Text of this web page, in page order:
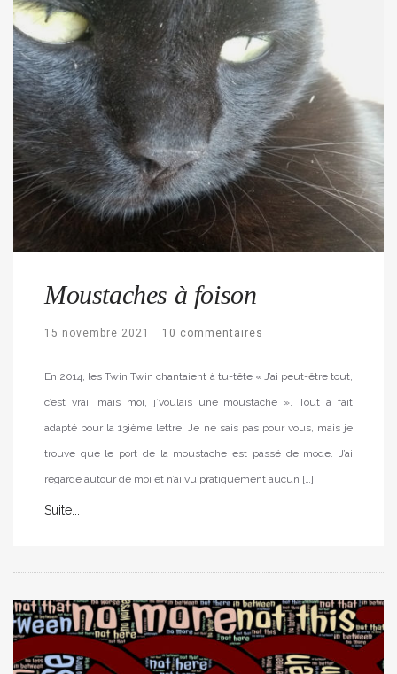
Moustaches à foison
15 novembre 2021 10 commentaires
En 2014, les Twin Twin chantaient à tu-tête « J’ai peut-être tout,
c’est vrai, mais moi, j’voulais une moustache ». Tout à fait
adapté pour la 13ième lettre. Je ne sais pas pour vous, mais je
trouve que le port de la moustache est passé de mode. J’ai
regardé autour de moi et n’ai vu pratiquement aucun […]
Suite...